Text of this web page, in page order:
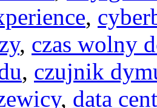
,
, czas wolny
, czujnik
, data